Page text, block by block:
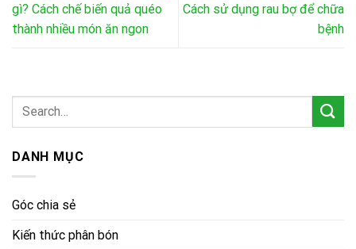
DANH MỤC
Góc chia sẻ
Kiến thức phân bón
gì? Cách chế biến quả quéo
thành nhiều món ăn ngon
Cách sử dụng rau bợ để chữa
bệnh